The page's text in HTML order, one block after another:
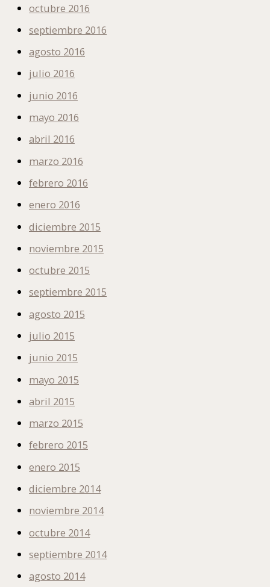
octubre 2016
septiembre 2016
agosto 2016
julio 2016
junio 2016
mayo 2016
abril 2016
marzo 2016
febrero 2016
enero 2016
diciembre 2015
noviembre 2015
octubre 2015
septiembre 2015
agosto 2015
julio 2015
junio 2015
mayo 2015
abril 2015
marzo 2015
febrero 2015
enero 2015
diciembre 2014
noviembre 2014
octubre 2014
septiembre 2014
agosto 2014